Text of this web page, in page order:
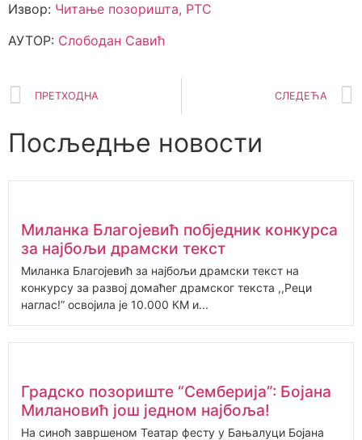
Извор: Читање позоришта, РТС
АУТОР: Слободан Савић
ПРЕТХОДНА СЛЕДЕЋА
Посљедње новости
Миланка Благојевић побједник конкурса
за најбољи драмски текст
Миланка Благојевић за најбољи драмски текст на
конкурсу за развој домаћег драмског текста ,,Реци
наглас!” освојила је 10.000 КМ и...
Градско позориште “Семберија”: Бојана
Милановић још једном најбоља!
На синоћ завршеном Театар фесту у Бањалуци Бојана